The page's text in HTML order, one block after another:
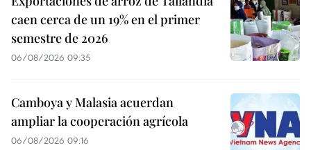
caen cerca de un 19% en el primer
semestre de 2026
06/08/2026 09:35
Camboya y Malasia acuerdan
ampliar la cooperación agrícola
06/08/2026 09:16